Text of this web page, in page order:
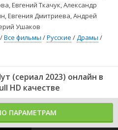
Евгений Ткачук, Александр
Евгения Дмитриева, Андрей
Ушаков
/Все фильмы /Русские /Драмы /
(сериал 2023) онлайн в
HD качестве
ПАРАМЕТРАМ